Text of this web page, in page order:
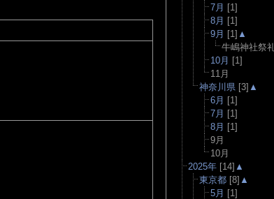
7月 [1]
8月 [1]
9月 [1] ▲
牛嶋神社祭
10月 [1]
11月
神奈川県 [3] ▲
6月 [1]
7月 [1]
8月 [1]
9月
10月
2025年 [14] ▲
東京都 [8] ▲
5月 [1]